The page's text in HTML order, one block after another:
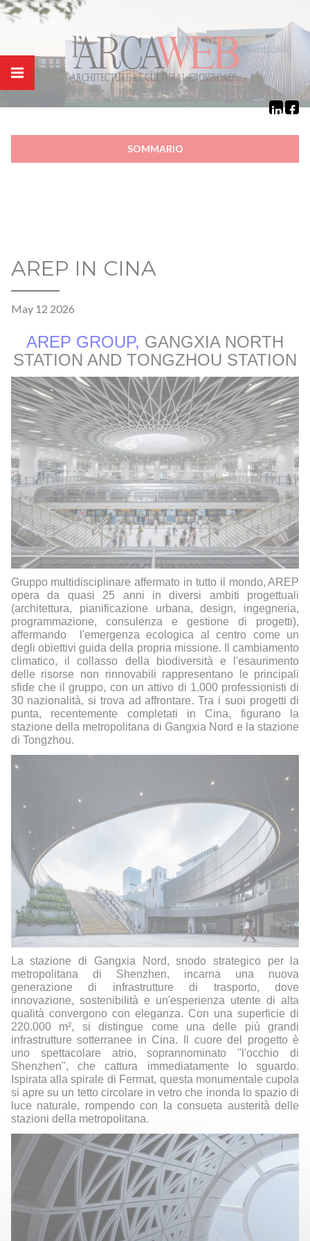
SOMMARIO
AREP IN CINA
May 12 2026
AREP GROUP, GANGXIA NORTH
STATION AND TONGZHOU STATION
Gruppo multidisciplinare affermato in tutto il mondo, AREP
opera da quasi 25 anni in diversi ambiti progettuali
(architettura, pianificazione urbana, design, ingegneria,
programmazione, consulenza e gestione di progetti),
affermando
l'emergenza ecologica al centro come un
degli obiettivi guida della propria missione. Il cambiamento
climatico, il collasso della biodiversità e l'esaurimento
delle risorse non rinnovabili rappresentano le principali
sfide che il gruppo, con un attivo di 1.000 professionisti di
30 nazionalità, si trova ad affrontare. Tra i suoi progetti di
punta, recentemente completati in Cina, figurano la
stazione della metropolitana di Gangxia Nord e la stazione
di Tongzhou.
La stazione di Gangxia Nord, snodo strategico per la
metropolitana di Shenzhen, incarna una nuova
generazione di infrastrutture di trasporto, dove
innovazione, sostenibilità e un'esperienza utente di alta
qualità convergono con eleganza. Con una superficie di
220.000 m², si distingue come una delle più grandi
infrastrutture sotterranee in Cina. Il cuore del progetto è
uno spettacolare atrio, soprannominato "l'occhio di
Shenzhen", che cattura immediatamente lo sguardo.
Ispirata alla spirale di Fermat, questa monumentale cupola
si apre su un tetto circolare in vetro che inonda lo spazio di
luce naturale, rompendo con la consueta austerità delle
stazioni della metropolitana.
Cookies management panel